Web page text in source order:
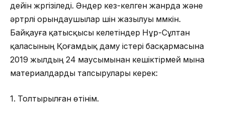
дейін жүргізіледі. Әндер кез-келген жанрда және
әртүрлі орындаушылар үшін жазылуы мүмкін.
Байқауға қатысқысы келетіндер Нұр-Сұлтан
қаласының Қоғамдық даму істері басқармасына
2019 жылдың 24 маусымынан кешіктірмей мына
материалдарды тапсырулары керек:
1. Толтырылған өтінім.